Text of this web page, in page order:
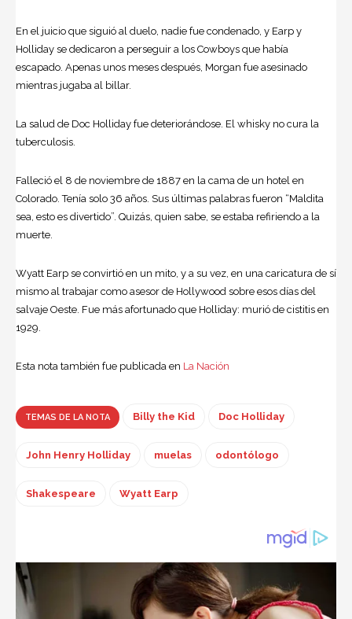
En el juicio que siguió al duelo, nadie fue condenado, y Earp y
Holliday se dedicaron a perseguir a los Cowboys que había
escapado. Apenas unos meses después, Morgan fue asesinado
mientras jugaba al billar.
La salud de Doc Holliday fue deteriorándose. El whisky no cura la
tuberculosis.
Falleció el 8 de noviembre de 1887 en la cama de un hotel en
Colorado. Tenía solo 36 años. Sus últimas palabras fueron “Maldita
sea, esto es divertido”. Quizás, quien sabe, se estaba refiriendo a la
muerte.
Wyatt Earp se convirtió en un mito, y a su vez, en una caricatura de sí
mismo al trabajar como asesor de Hollywood sobre esos días del
salvaje Oeste. Fue más afortunado que Holliday: murió de cistitis en
1929.
Esta nota también fue publicada en La Nación
TEMAS DE LA NOTA Billy the Kid Doc Holliday
John Henry Holliday muelas odontólogo
Shakespeare Wyatt Earp